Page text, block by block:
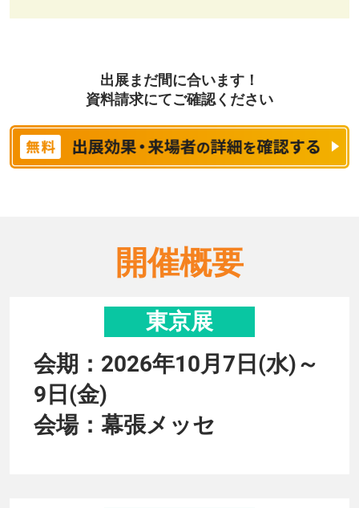
出展まだ間に合います！
資料請求にてご確認ください
開催概要
東京展
会期：2026年10月7日(水)～
9日(金)
会場：幕張メッセ